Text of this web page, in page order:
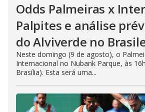
Odds Palmeiras x
Palpites e análise
do Alviverde no
Neste domingo (9 de agosto), o
Internacional no Nubank Parque, às
Brasília). Esta será uma...